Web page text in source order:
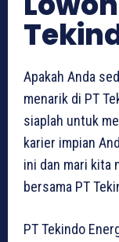
Apakah Anda
menarik di PT
siaplah untuk
karier impian
ini dan mari kita
bersama PT
PT Tekindo